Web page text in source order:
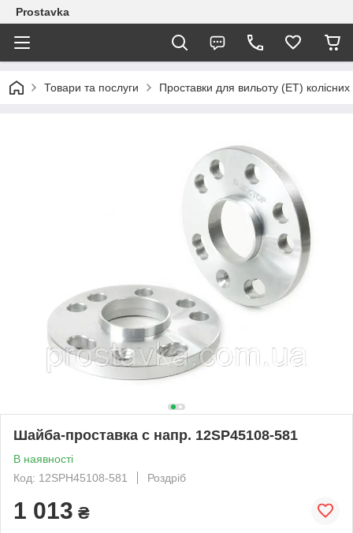
Prostavka
Товари та послуги Проставки для вильоту (ЕТ) колісних
Шайба-проставка с напр. 12SP45108-581
В наявності
Код: 12SPH45108-581
Роздріб
1 013 ₴